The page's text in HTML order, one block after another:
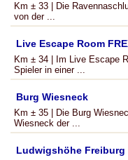
Km ± 33 | Die
von der ...
Live Escape Room
Km ± 34 | Im Live Escape
Spieler in einer ...
Burg Wiesneck
Km ± 35 | Die Burg
Wiesneck der ...
Ludwigshöhe Freiburg